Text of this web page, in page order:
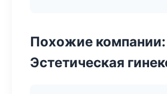
Похожие компании:
Эстетическая